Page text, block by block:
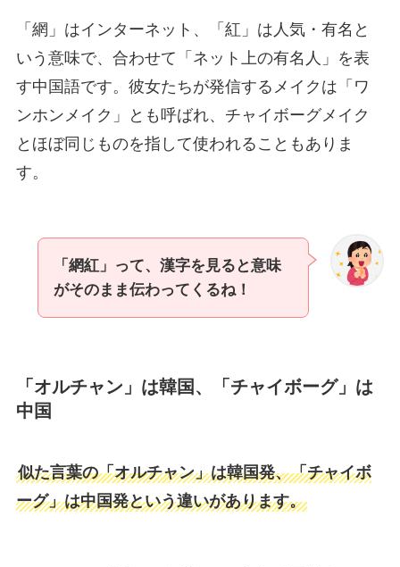
「網」はインターネット、「紅」は人気・有名と
いう意味で、合わせて「ネット上の有名人」を表
す中国語です。彼女たちが発信するメイクは「ワ
ンホンメイク」とも呼ばれ、チャイボーグメイク
とほぼ同じものを指して使われることもありま
す。
「網紅」って、漢字を見ると意味
がそのまま伝わってくるね！
「オルチャン」は韓国、「チャイボーグ」は
中国
似た言葉の「オルチャン」は韓国発、「チャイボ
ーグ」は中国発という違いがあります。